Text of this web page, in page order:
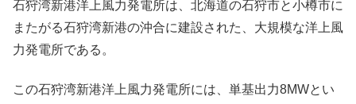
石狩湾新港洋上風力発電所は、北海道の石狩市と小樽市に
またがる石狩湾新港の沖合に建設された、大規模な洋上風
力発電所である。
この石狩湾新港洋上風力発電所には、単基出力8MWとい